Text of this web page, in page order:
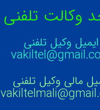
وکالت تلفنی
ایمیل وکیل تلفنی
مالی وکیل تلفنی